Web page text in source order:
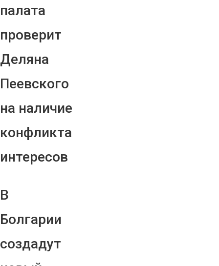
палата
проверит
Деляна
Пеевского
на наличие
конфликта
интересов
В
Болгарии
создадут